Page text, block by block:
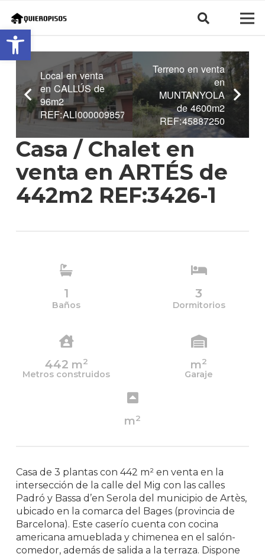
Abrir barra de herramientas
Local en venta
en CALLÚS de
96m2
REF:ALI0000098575
Terreno en venta
en
MUNTANYOLA
de 4600m2
REF:45887250
Casa / Chalet en
venta en ARTÉS de
442m2 REF:3426-1
1
Baños
3
Dormitorios
442 m2
Metros construidos
m2
Garaje
m2
Casa de 3 plantas con 442 m² en venta en la
intersección de la calle del Mig con las calles
Padró y Bassa d’en Serola del municipio de Artès,
ubicado en la comarca del Bages (provincia de
Barcelona). Este caserío cuenta con cocina
americana amueblada y chimenea en el salón-
comedor, además de salida a la terraza. Dispone